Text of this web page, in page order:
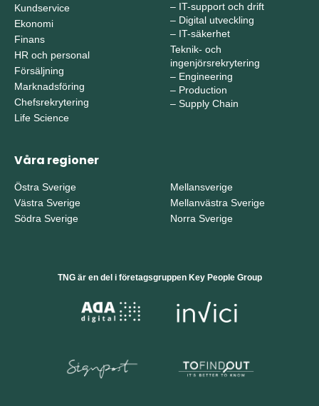
Kundservice
Ekonomi
Finans
HR och personal
Försäljning
Marknadsföring
Chefsrekrytering
Life Science
– IT-support och drift
– Digital utveckling
– IT-säkerhet
Teknik- och
ingenjörsrekrytering
– Engineering
– Production
– Supply Chain
Våra regioner
Östra Sverige
Västra Sverige
Södra Sverige
Mellansverige
Mellanvästra Sverige
Norra Sverige
TNG är en del i företagsgruppen Key People Group